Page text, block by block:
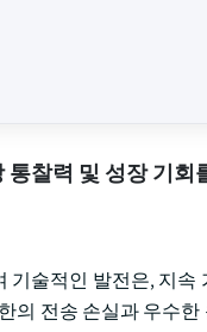
통찰력 및 성장 기회
기술적인 발전은, 지
의 전송 손실과 우수